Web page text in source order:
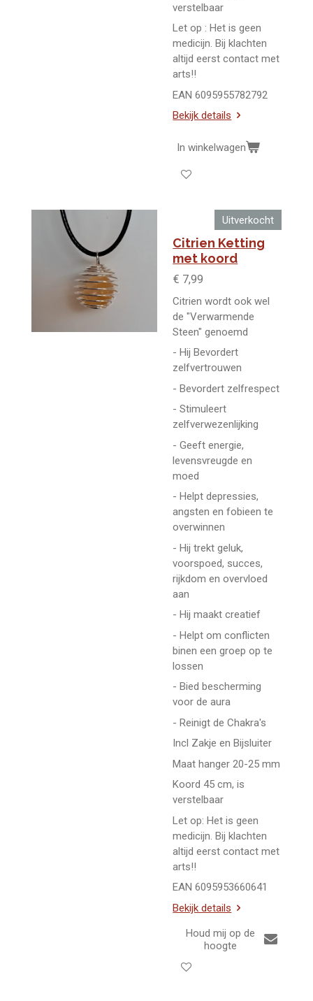
verstelbaar
Let op : Het is geen
medicijn. Bij klachten
altijd eerst contact met
arts!!
EAN 6095955782792
Bekijk details
In winkelwagen
Uitverkocht
Citrien Ketting
met koord
€ 7,99
Citrien wordt ook wel
de "Verwarmende
Steen" genoemd
- Hij Bevordert
zelfvertrouwen
- Bevordert zelfrespect
- Stimuleert
zelfverwezenlijking
- Geeft energie,
levensvreugde en
moed
- Helpt depressies,
angsten en fobieen te
overwinnen
- Hij trekt geluk,
voorspoed, succes,
rijkdom en overvloed
aan
- Hij maakt creatief
- Helpt om conflicten
binen een groep op te
lossen
- Bied bescherming
voor de aura
- Reinigt de Chakra's
Incl Zakje en Bijsluiter
Maat hanger 20-25 mm
Koord 45 cm, is
verstelbaar
Let op: Het is geen
medicijn. Bij klachten
altijd eerst contact met
arts!!
EAN 6095953660641
Bekijk details
Houd mij op de
hoogte